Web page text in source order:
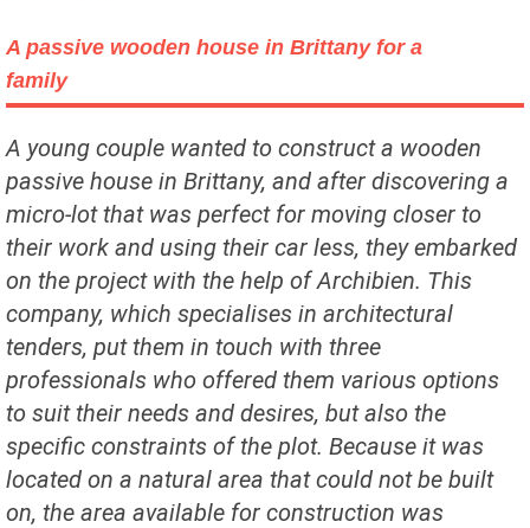
A passive wooden house in Brittany for a
family
A young couple wanted to construct a wooden
passive house in Brittany, and after discovering a
micro-lot that was perfect for moving closer to
their work and using their car less, they embarked
on the project with the help of Archibien. This
company, which specialises in architectural
tenders, put them in touch with three
professionals who offered them various options
to suit their needs and desires, but also the
specific constraints of the plot. Because it was
located on a natural area that could not be built
on, the area available for construction was